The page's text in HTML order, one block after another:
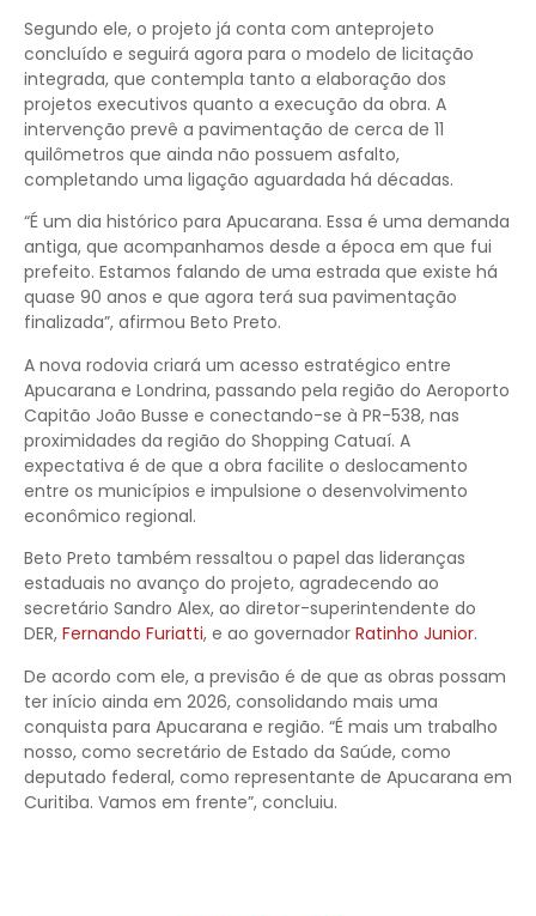
Segundo ele, o projeto já conta com anteprojeto
concluído e seguirá agora para o modelo de licitação
integrada, que contempla tanto a elaboração dos
projetos executivos quanto a execução da obra. A
intervenção prevê a pavimentação de cerca de 11
quilômetros que ainda não possuem asfalto,
completando uma ligação aguardada há décadas.
“É um dia histórico para Apucarana. Essa é uma demanda
antiga, que acompanhamos desde a época em que fui
prefeito. Estamos falando de uma estrada que existe há
quase 90 anos e que agora terá sua pavimentação
finalizada”, afirmou Beto Preto.
A nova rodovia criará um acesso estratégico entre
Apucarana e Londrina, passando pela região do Aeroporto
Capitão João Busse e conectando-se à PR-538, nas
proximidades da região do Shopping Catuaí. A
expectativa é de que a obra facilite o deslocamento
entre os municípios e impulsione o desenvolvimento
econômico regional.
Beto Preto também ressaltou o papel das lideranças
estaduais no avanço do projeto, agradecendo ao
secretário Sandro Alex, ao diretor-superintendente do
DER, Fernando Furiatti, e ao governador Ratinho Junior.
De acordo com ele, a previsão é de que as obras possam
ter início ainda em 2026, consolidando mais uma
conquista para Apucarana e região. “É mais um trabalho
nosso, como secretário de Estado da Saúde, como
deputado federal, como representante de Apucarana em
Curitiba. Vamos em frente”, concluiu.